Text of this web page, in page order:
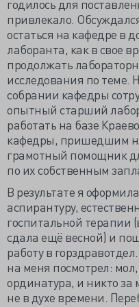
годилось для
привлекало.
остаться на кафедре в
лаборанта, как в свое
продолжать
исследования по теме.
собрании кафедры
опытный старший
работать на базе
кафедры, пришедшим
грамотный помощник
по их собственным
В результате я
аспирантуру,
госпитальной терапии
сдала ещё весной) и
работу в
на меня посмотрел:
ординатура, и никто за
не в духе времени.